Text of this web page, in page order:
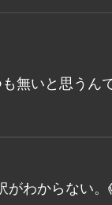
無いと思うん
がわからない